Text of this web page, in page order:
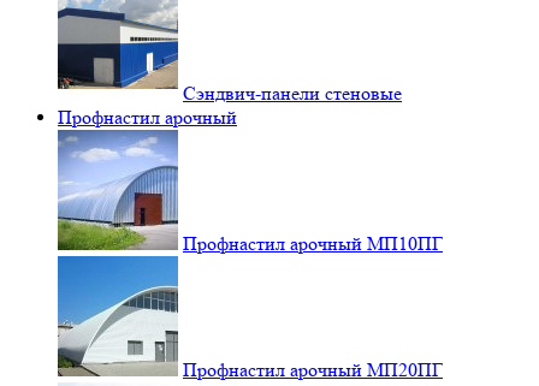
Сэндвич-панели стеновые
Профнастил арочный
Профнастил арочный МП10ПГ
Профнастил арочный МП20ПГ